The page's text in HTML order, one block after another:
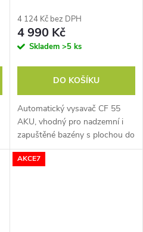
4 124 Kč bez DPH
4 990 Kč
Skladem >5 ks
DO KOŠÍKU
Automatický vysavač CF 55
AKU, vhodný pro nadzemní i
zapuštěné bazény s plochou do
80 m², výdrž baterie 120 min,
filtr s jemností filtrování 180
AKCE7